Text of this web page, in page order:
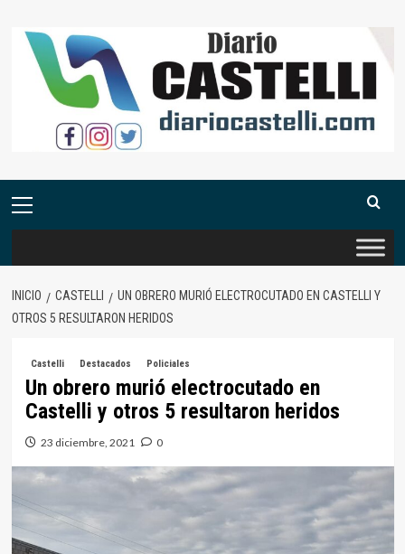
contenido
Menú
INICIO CASTELLI
UN OBRERO MURIÓ ELECTROCUTADO EN CASTELLI Y
OTROS 5 RESULTARON HERIDOS
Castelli Destacados Policiales
Un obrero murió electrocutado en
Castelli y otros 5 resultaron heridos
23 diciembre, 2021 0